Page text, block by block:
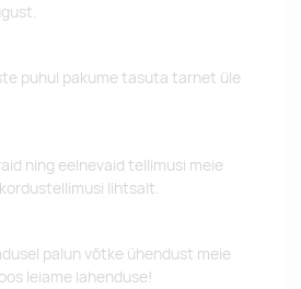
puhul pakume tasuta tarnet üle
ning eelnevaid tellimusi meie
lihtsalt.
palun võtke ühendust meie
leiame lahenduse!